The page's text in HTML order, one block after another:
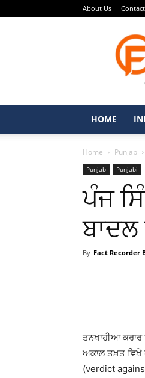
About Us
HOME
Home Punjab
Punjab Punjabi
ਪੰਜ
By Fact Recorder
ਤਨਖਾਹੀਆ ਕਰਾਰ
ਅਕਾਲ ਤਖ਼ਤ ਵਿਖੇ
(verdict